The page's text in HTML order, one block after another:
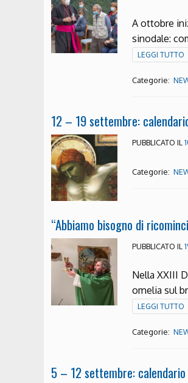
A ottobre
sinodale:
LEGGI TUTTO
Categorie:
12 – 19 settembre:
PUBBLICATO IL
Categorie:
“Abbiamo bisogno di
PUBBLICATO IL
Nella XXIII
omelia sul
LEGGI TUTTO
Categorie:
5 – 12 settembre: